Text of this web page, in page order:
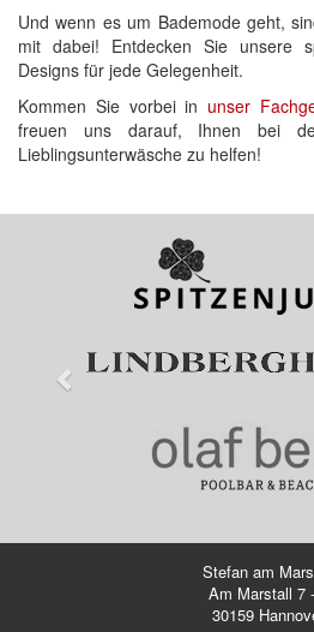
Und wenn es um Bademode geht,
mit dabei! Entdecken Sie unsere
Designs für jede Gelegenheit.
Kommen Sie vorbei in unser
freuen uns darauf, Ihnen bei
Lieblingsunterwäsche zu helfen!
Stefan am
Am Marstall 7
30159